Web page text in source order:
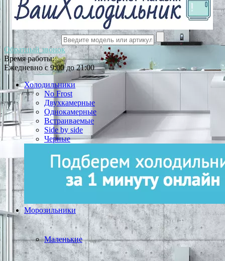
Обратный звонок
Время работы:
Ежедневно с 9:00 до 21:00
Холодильники
No Frost
Двухкамерные
Однокамерные
Встраиваемые
Side by side
Черные
Морозильники
Маленькие